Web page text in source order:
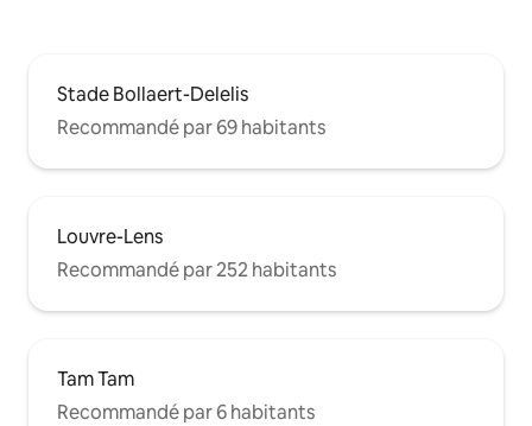
Stade Bollaert-Delelis
Recommandé par 69 habitants
Louvre-Lens
Recommandé par 252 habitants
Tam Tam
Recommandé par 6 habitants